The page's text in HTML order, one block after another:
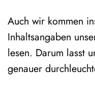
Auch wir kommen
Inhaltsangaben
lesen. Darum lasst
genauer